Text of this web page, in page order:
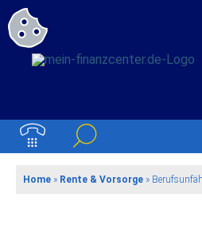
Home » Rente & Vorsorge »